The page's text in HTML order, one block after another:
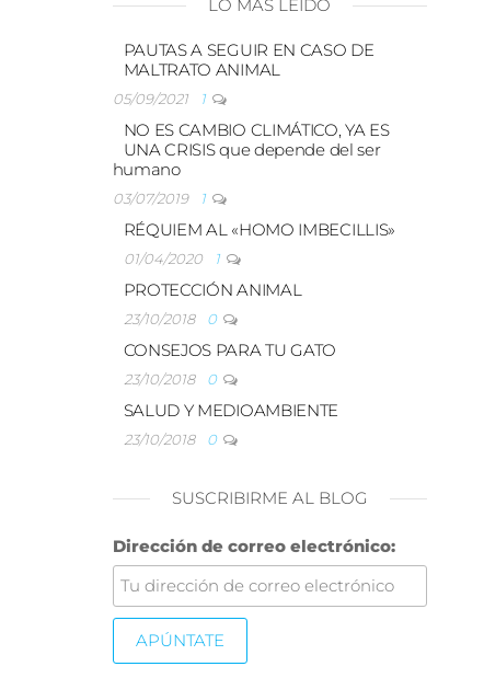
LO MÁS LEÍDO
PAUTAS A SEGUIR EN CASO DE
MALTRATO ANIMAL
05/09/2021 1
NO ES CAMBIO CLIMÁTICO, YA ES
UNA CRISIS que depende del ser
humano
03/07/2019 1
RÉQUIEM AL «HOMO IMBECILLIS»
01/04/2020 1
PROTECCIÓN ANIMAL
23/10/2018 0
CONSEJOS PARA TU GATO
23/10/2018 0
SALUD Y MEDIOAMBIENTE
23/10/2018 0
SUSCRIBIRME AL BLOG
Dirección de correo electrónico: